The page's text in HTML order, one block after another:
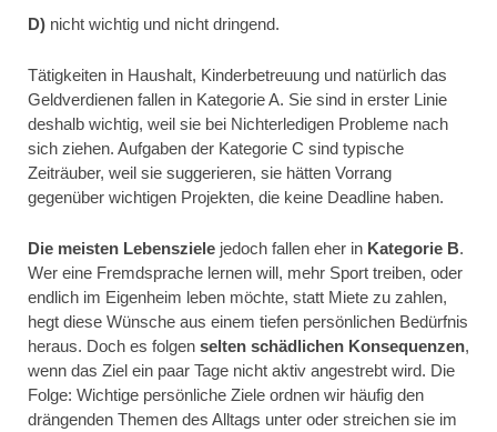
D) nicht wichtig und nicht dringend.
Tätigkeiten in Haushalt, Kinderbetreuung und natürlich das
Geldverdienen fallen in Kategorie A. Sie sind in erster Linie
deshalb wichtig, weil sie bei Nichterledigen Probleme nach
sich ziehen. Aufgaben der Kategorie C sind typische
Zeiträuber, weil sie suggerieren, sie hätten Vorrang
gegenüber wichtigen Projekten, die keine Deadline haben.
Die meisten Lebensziele jedoch fallen eher in Kategorie B.
Wer eine Fremdsprache lernen will, mehr Sport treiben, oder
endlich im Eigenheim leben möchte, statt Miete zu zahlen,
hegt diese Wünsche aus einem tiefen persönlichen Bedürfnis
heraus. Doch es folgen selten schädlichen Konsequenzen,
wenn das Ziel ein paar Tage nicht aktiv angestrebt wird. Die
Folge: Wichtige persönliche Ziele ordnen wir häufig den
drängenden Themen des Alltags unter oder streichen sie im